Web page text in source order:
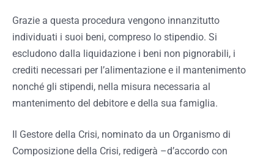
Grazie a questa procedura vengono innanzitutto
individuati i suoi beni, compreso lo stipendio. Si
escludono dalla liquidazione i beni non pignorabili, i
crediti necessari per l’alimentazione e il mantenimento
nonché gli stipendi, nella misura necessaria al
mantenimento del debitore e della sua famiglia.
Il Gestore della Crisi, nominato da un Organismo di
Composizione della Crisi, redigerà –d’accordo con